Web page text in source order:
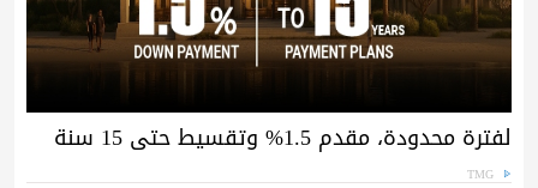
لفترة محدودة، مقدم 1.5% وتقسيط حتى 15 سنة
TMG